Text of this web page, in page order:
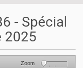
- Spécial
2025
Zoom